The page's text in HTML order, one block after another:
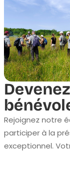
Rejoignez notre
participer à la
exceptionnel.